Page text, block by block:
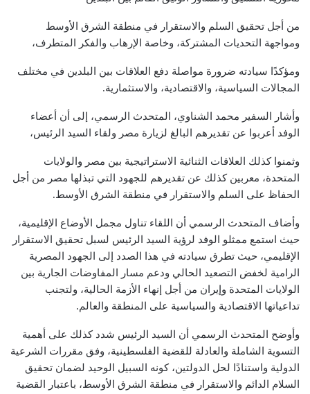
من أجل تحقيق السلم والاستقرار في منطقة الشرق الأوسط
ومواجهة التحديات المشتركة، وخاصة الإرهاب والفكر المتطرف،
ومؤكدًا سيادته ضرورة مواصلة دفع العلاقات بين البلدين في مختلف
المجالات السياسية، والاقتصادية، والاستثمارية.
وأشار السفير محمد الشناوي، المتحدث الرسمي، إلى أن أعضاء
الوفد أعربوا عن تقديرهم البالغ لزيارة مصر ولقاء السيد الرئيس،
وثمنوا كذلك العلاقات الثنائية الاستراتيجية بين مصر والولايات
المتحدة، معربين كذلك عن تقديرهم للجهود التي تبذلها مصر من أجل
الحفاظ على السلم والاستقرار في منطقة الشرق الأوسط.
وأضاف المتحدث الرسمي أن اللقاء تناول مجمل الأوضاع الإقليمية،
حيث استمع ممثلو الوفد لرؤية السيد الرئيس لسبل تحقيق الاستقرار
الإقليمي، حيث تطرق سيادته في هذا الصدد إلى الجهود المصرية
الرامية لخفض التصعيد الحالي ودعم مسار المفاوضات الجارية بين
الولايات المتحدة وإيران من أجل إنهاء الأزمة الحالية، ولتجنب
تداعياتها الاقتصادية والسياسية على المنطقة والعالم.
وأوضح المتحدث الرسمي أن السيد الرئيس شدد كذلك على أهمية
التسوية الشاملة والعادلة للقضية الفلسطينية، وفق مقررات الشرعية
الدولية واستنادًا لحل الدولتين، كونه السبيل الوحيد لضمان تحقيق
السلام الدائم والاستقرار في منطقة الشرق الأوسط، باعتبار القضية